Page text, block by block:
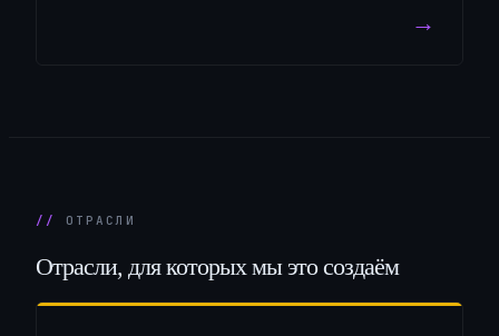
→
ОТРАСЛИ
Отрасли, для которых мы это создаём